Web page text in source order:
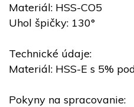
Materiál: HSS-CO5
Uhol špičky: 130°
Technické údaje:
Materiál: HSS-E s 5%
Pokyny na spracovanie: